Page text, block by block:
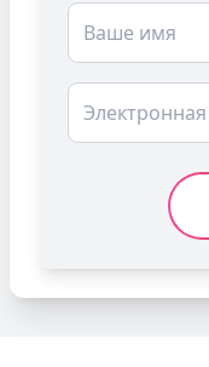
Имя
Email